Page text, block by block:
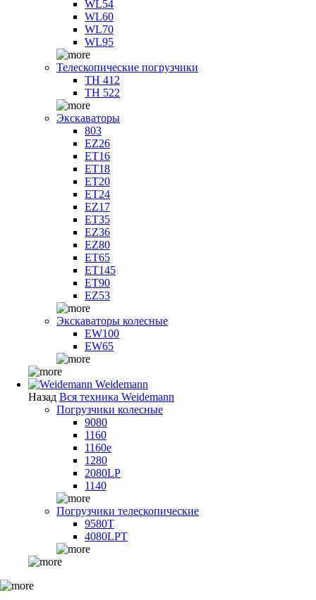
WL54
WL60
WL70
WL95
Телескопические погрузчики
TH 412
TH 522
Экскаваторы
803
EZ26
ET16
ET18
ET20
ET24
EZ17
ET35
EZ36
EZ80
ET65
ET145
ET90
EZ53
Экскаваторы колесные
EW100
EW65
Weidemann
Назад Вся техника Weidemann
Погрузчики колесные
9080
1160
1160e
1280
2080LP
1140
Погрузчики телескопические
9580T
4080LPT